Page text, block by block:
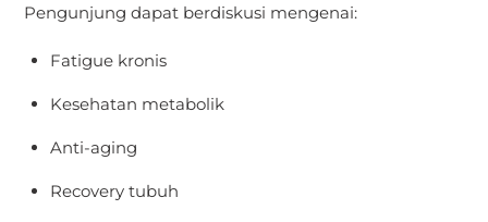
Pengunjung dapat berdiskusi mengenai:
Fatigue kronis
Kesehatan metabolik
Anti-aging
Recovery tubuh